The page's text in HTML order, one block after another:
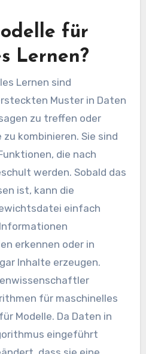
für
Lernen?
Lernen sind
Muster in Daten
zu treffen oder
kombinieren. Sie sind
die nach
werden. Sobald das
ist, kann die
einfach
erkennen oder in
Inhalte erzeugen.
für maschinelles
Modelle. Da Daten in
eingeführt